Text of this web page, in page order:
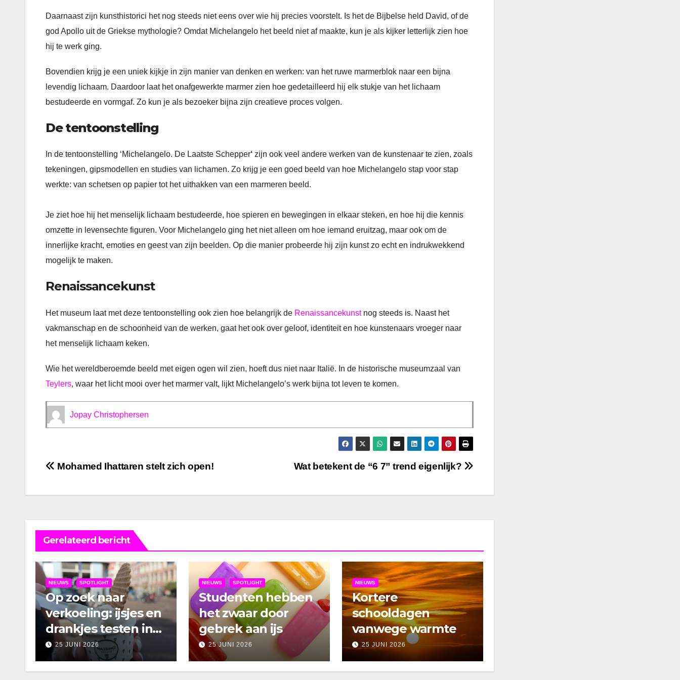
Daarnaast zijn kunsthistorici het nog steeds niet eens over wie hij precies voorstelt. Is het de Bijbelse held David, of de
god Apollo uit de Griekse mythologie? Omdat Michelangelo het beeld niet af maakte, kun je als kijker letterlijk zien hoe
hij te werk ging.
Bovendien krijg je een uniek kijkje in zijn manier van denken en werken: van het ruwe marmerblok naar een bijna
levendig lichaam. Daardoor laat het onafgewerkte marmer zien hoe gedetailleerd hij elk stukje van het lichaam
bestudeerde en vormgaf. Zo kun je als bezoeker bijna zijn creatieve proces volgen.
De tentoonstelling
In de tentoonstelling ‘Michelangelo. De Laatste Schepper‘ zijn ook veel andere werken van de kunstenaar te zien, zoals
tekeningen, gipsmodellen en studies van lichamen. Zo krijg je een goed beeld van hoe Michelangelo stap voor stap
werkte: van schetsen op papier tot het uithakken van een marmeren beeld.
Je ziet hoe hij het menselijk lichaam bestudeerde, hoe spieren en bewegingen in elkaar steken, en hoe hij die kennis
omzette in levensechte figuren. Voor Michelangelo ging het niet alleen om hoe iemand eruitzag, maar ook om de
innerlijke kracht, emoties en geest van zijn beelden. Op die manier probeerde hij zijn kunst zo echt en indrukwekkend
mogelijk te maken.
Renaissancekunst
Het museum laat met deze tentoonstelling ook zien hoe belangrijk de Renaissancekunst nog steeds is. Naast het
vakmanschap en de schoonheid van de werken, gaat het ook over geloof, identiteit en hoe kunstenaars vroeger naar
het menselijk lichaam keken.
Wie het wereldberoemde beeld met eigen ogen wil zien, hoeft dus niet naar Italië. In de historische museumzaal van
Teylers, waar het licht mooi over het marmer valt, lijkt Michelangelo’s werk bijna tot leven te komen.
Jopay Christophersen
Bericht
navigatie
Wat betekent de “6 7” trend eigenlijk?
Mohamed Ihattaren stelt zich open!
Gerelateerd bericht
NIEUWS SPOTLIGHT
Op zoek naar
verkoeling: ijsjes en
drankjes testen in
Amsterdam
25 JUNI 2026
NIEUWS SPOTLIGHT
Studenten hebben
het zwaar door
gebrek aan ijs
25 JUNI 2026
NIEUWS
Kortere
schooldagen
vanwege warmte
25 JUNI 2026